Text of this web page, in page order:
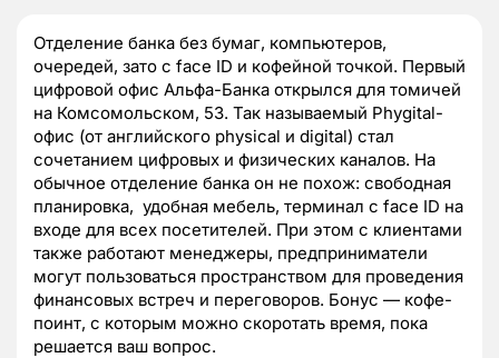
Отделение банка без бумаг, компьютеров,
очередей, зато с face ID и кофейной точкой. Первый
цифровой офис Альфа-Банка открылся для томичей
на Комсомольском, 53. Так называемый Phygital-
офис (от английского physical и digital) стал
сочетанием цифровых и физических каналов. На
обычное отделение банка он не похож: свободная
планировка, удобная мебель, терминал с face ID на
входе для всех посетителей. При этом с клиентами
также работают менеджеры, предприниматели
могут пользоваться пространством для проведения
финансовых встреч и переговоров. Бонус — кофе-
поинт, с которым можно скоротать время, пока
решается ваш вопрос.